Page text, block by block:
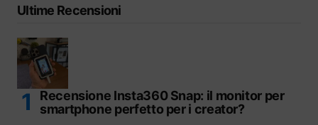
Ultime Recensioni
Recensione Insta360 Snap: il monitor per
smartphone perfetto per i creator?